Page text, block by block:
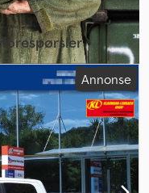
Annonse